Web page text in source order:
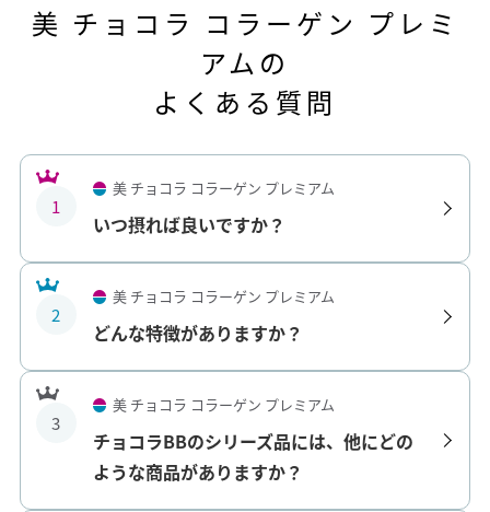
美 チョコラ コラーゲン プレミ
アムの
よくある質問
1
美 チョコラ コラーゲン プレミアム
いつ摂れば良いですか？
2
美 チョコラ コラーゲン プレミアム
どんな特徴がありますか？
3
美 チョコラ コラーゲン プレミアム
チョコラBBのシリーズ品には、他にどの
ような商品がありますか？